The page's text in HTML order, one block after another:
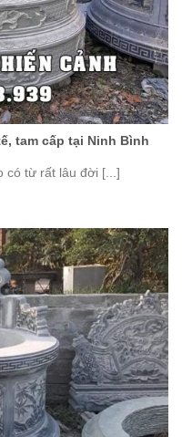
tam cấp tại Ninh Bình
có từ rất lâu đời [...]